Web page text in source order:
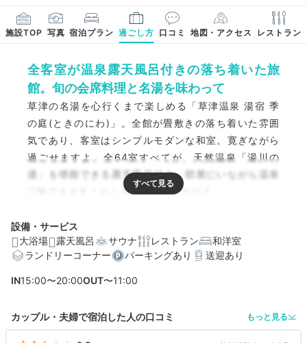
施設TOP 写真 宿泊プラン 過ごし方 口コミ 地図・アクセス レストラン
全客室が温泉露天風呂付きの落ち着いた旅
館。旬の会席料理と名湯を味わって
草津の名湯を心行くまで楽しめる「草津温泉 湯宿 季
の庭(ときのにわ)」。全館が畳敷きの落ち着いた雰囲
気であり、客室はシンプルモダンな和室。寛ぎながら
過ごせますよ。全64室すべてが、天然温泉「湯川の
湯」を堪能できる露天風呂付き。部屋にいながら温泉
三昧できます！おこもり滞在にいかが？
編集部おすすめの３つのポイント
2つの源泉を引いた23種のお風呂巡り！大浴場や貸切風呂
設備・サービス
大浴場
露天風呂 サウナ レストラン
和洋室
ランドリーコーナー
パーキングあり 送迎あり
IN15:00〜20:00OUT〜11:00
カップル・夫婦で宿泊した人の口コミ もっと見る